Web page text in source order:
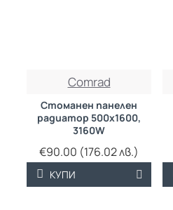
ТРАЙНО НИСКА
Comrad
Стоманен панелен
радиатор 500х1600,
3160W
€90.00 (176.02 лв.)
КУПИ